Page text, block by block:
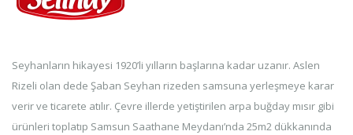
Seyhanların hikayesi 1920’li yılların başlarına kadar uzanır. Aslen
Rizeli olan dede Şaban Seyhan rizeden samsuna yerleşmeye karar
verir ve ticarete atılır. Çevre illerde yetiştirilen arpa buğday mısır gibi
ürünleri toplatıp Samsun Saathane Meydanı’nda 25m2 dükkanında